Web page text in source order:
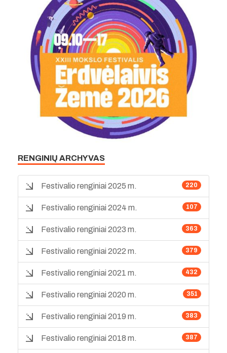
RENGINIŲ ARCHYVAS
220
Festivalio renginiai 2025 m.
107
Festivalio renginiai 2024 m.
363
Festivalio renginiai 2023 m.
379
Festivalio renginiai 2022 m.
432
Festivalio renginiai 2021 m.
351
Festivalio renginiai 2020 m.
383
Festivalio renginiai 2019 m.
387
Festivalio renginiai 2018 m.